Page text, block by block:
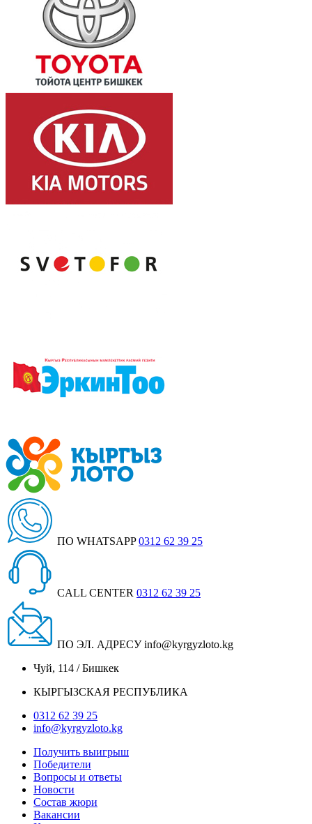
ПО WHATSAPP 0312 62 39 25
CALL CENTER 0312 62 39 25
ПО ЭЛ. АДРЕСУ info@kyrgyzloto.kg
Чуй, 114 / Бишкек
КЫРГЫЗСКАЯ РЕСПУБЛИКА
0312 62 39 25
info@kyrgyzloto.kg
Получить выигрыш
Победители
Вопросы и ответы
Новости
Состав жюри
Вакансии